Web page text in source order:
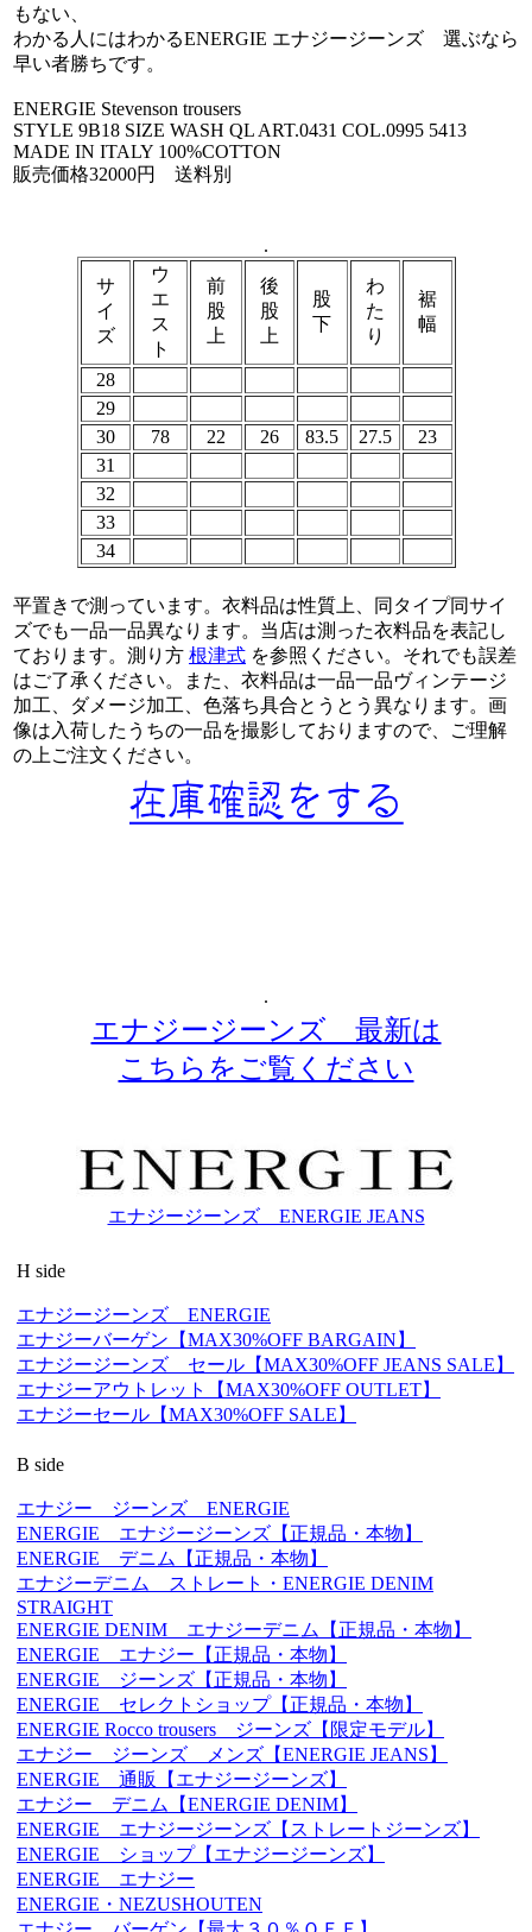
もない、
わかる人にはわかるENERGIE エナジージーンズ 選ぶなら
早い者勝ちです。
ENERGIE Stevenson trousers
STYLE 9B18 SIZE WASH QL ART.0431 COL.0995 5413
MADE IN ITALY 100%COTTON
販売価格32000円 送料別
.
サ
イ
ズ
ウ
エ
ス
ト
前
股
上
後
股
上
股
下
わ
た
り
裾
幅
28
29
30
78 22 26 83.5 27.5
23
31
32
33
34
平置きで測っています。衣料品は性質上、同タイプ同サイ
ズでも一品一品異なります。当店は測った衣料品を表記し
ております。測り方 根津式 を参照ください。それでも誤差
はご了承ください。また、衣料品は一品一品ヴィンテージ
加工、ダメージ加工、色落ち具合とうとう異なります。画
像は入荷したうちの一品を撮影しておりますので、ご理解
の上ご注文ください。
.
エナジージーンズ 最新は
こちらをご覧ください
エナジージーンズ ENERGIE JEANS
H side
エナジージーンズ ENERGIE
エナジーバーゲン【MAX30%OFF BARGAIN】
エナジージーンズ セール【MAX30%OFF JEANS SALE】
エナジーアウトレット【MAX30%OFF OUTLET】
エナジーセール【MAX30%OFF SALE】
B side
エナジー ジーンズ ENERGIE
ENERGIE エナジージーンズ【正規品・本物】
ENERGIE デニム【正規品・本物】
エナジーデニム ストレート・ENERGIE DENIM
STRAIGHT
ENERGIE DENIM エナジーデニム【正規品・本物】
ENERGIE エナジー【正規品・本物】
ENERGIE ジーンズ【正規品・本物】
ENERGIE セレクトショップ【正規品・本物】
ENERGIE Rocco trousers ジーンズ【限定モデル】
エナジー ジーンズ メンズ【ENERGIE JEANS】
ENERGIE 通販【エナジージーンズ】
エナジー デニム【ENERGIE DENIM】
ENERGIE エナジージーンズ【ストレートジーンズ】
ENERGIE ショップ【エナジージーンズ】
ENERGIE エナジー
ENERGIE・NEZUSHOUTEN